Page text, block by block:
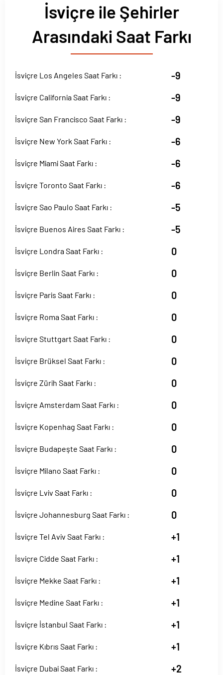
İsviçre ile Şehirler
Arasındaki Saat Farkı
İsviçre Los Angeles Saat Farkı : -9
İsviçre California Saat Farkı : -9
İsviçre San Francisco Saat Farkı : -9
İsviçre New York Saat Farkı : -6
İsviçre Miami Saat Farkı : -6
İsviçre Toronto Saat Farkı : -6
İsviçre Sao Paulo Saat Farkı : -5
İsviçre Buenos Aires Saat Farkı : -5
İsviçre Londra Saat Farkı : 0
İsviçre Berlin Saat Farkı : 0
İsviçre Paris Saat Farkı : 0
İsviçre Roma Saat Farkı : 0
İsviçre Stuttgart Saat Farkı : 0
İsviçre Brüksel Saat Farkı : 0
İsviçre Zürih Saat Farkı : 0
İsviçre Amsterdam Saat Farkı : 0
İsviçre Kopenhag Saat Farkı : 0
İsviçre Budapeşte Saat Farkı : 0
İsviçre Milano Saat Farkı : 0
İsviçre Lviv Saat Farkı : 0
İsviçre Johannesburg Saat Farkı : 0
İsviçre Tel Aviv Saat Farkı : +1
İsviçre Cidde Saat Farkı : +1
İsviçre Mekke Saat Farkı : +1
İsviçre Medine Saat Farkı : +1
İsviçre İstanbul Saat Farkı : +1
İsviçre Kıbrıs Saat Farkı : +1
İsviçre Dubai Saat Farkı : +2